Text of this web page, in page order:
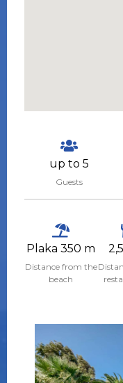
up to 5
Guests
Plaka 350 m
Distance from the
beach